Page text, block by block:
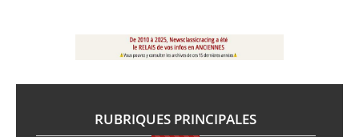
RUBRIQUES PRINCIPALES